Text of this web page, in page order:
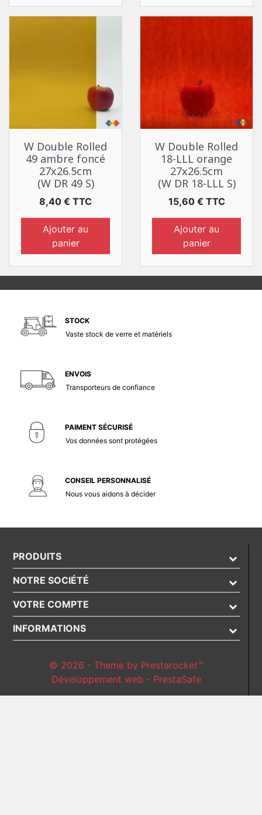
W Double Rolled
49 ambre foncé
27x26.5cm
(W DR 49 S)
Prix
8,40 € TTC
Ajouter au
panier
W Double Rolled
18-LLL orange
27x26.5cm
(W DR 18-LLL S)
Prix
15,60 € TTC
Ajouter au
panier
STOCK
Vaste stock de verre et matériels
ENVOIS
Transporteurs de confiance
PAIMENT SÉCURISÉ
Vos données sont protégées
CONSEIL PERSONNALISÉ
Nous vous aidons à décider
PRODUITS
NOTRE SOCIÉTÉ
VOTRE COMPTE
INFORMATIONS
© 2026 - Theme by Prestarocket™
Développement web - PrestaSafe